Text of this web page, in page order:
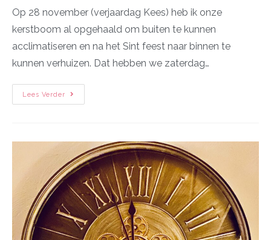
Op 28 november (verjaardag Kees) heb ik onze
kerstboom al opgehaald om buiten te kunnen
acclimatiseren en na het Sint feest naar binnen te
kunnen verhuizen. Dat hebben we zaterdag…
Lees Verder